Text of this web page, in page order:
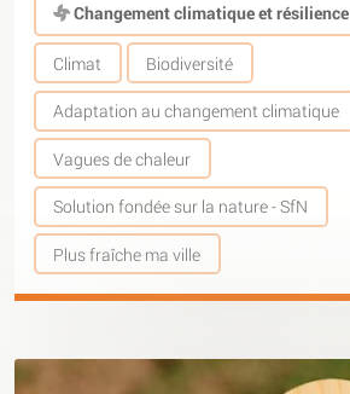
Changement climatique et résilience
Climat Biodiversité
Adaptation au changement climatique
Vagues de chaleur
Solution fondée sur la nature - SfN
Plus fraîche ma ville